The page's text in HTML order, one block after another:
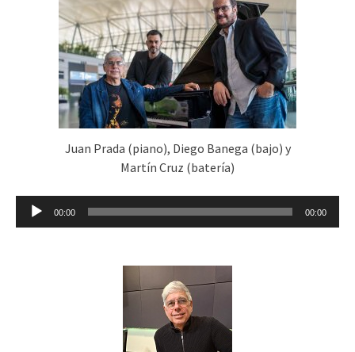
Juan Prada (piano), Diego Banega (bajo) y
Martín Cruz (batería)
Reproductor
00:00 00:00